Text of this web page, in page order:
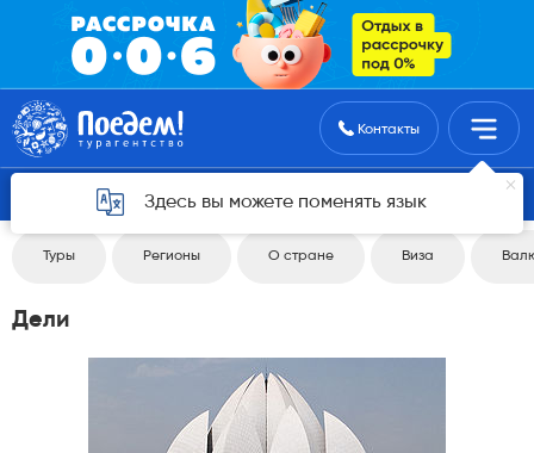
Поиск туровКонтакты
Здесь вы можете поменять язык
Вернуться 4
Туры Регионы О стране Виза
Дели